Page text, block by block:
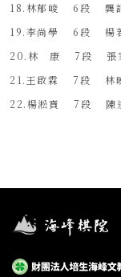
18.林郁峻 6段 龔
19.李尚學 6段 楊
20.林 康 7段 張
21.王啟霖 7段 林
22.楊淞賁 7段 陳